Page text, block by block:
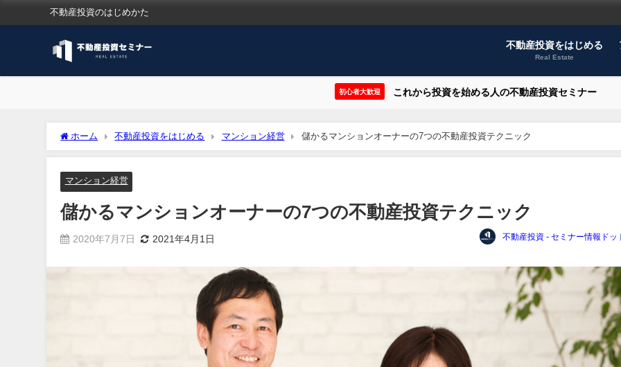
不動産投資のはじめかた
不動産投資をはじめる
Real Estate
初心者大歓迎 これから投資を始める人の不動産投資セミナー
ホーム 不動産投資をはじめる マンション経営 儲かるマンションオーナーの7つの不動産投資テクニック
マンション経営
儲かるマンションオーナーの7つの不動産投資テクニック
2020年7月7日 2021年4月1日 不動産投資 - セミナー情報ドッ